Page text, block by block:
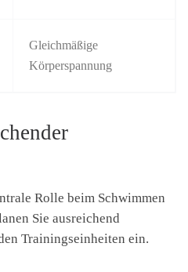
Gleichmäßige
Körperspannung
Rolle beim Schwimmen
Sie ausreichend
Trainingseinheiten ein.